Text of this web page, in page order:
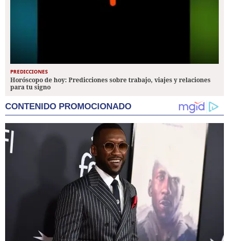
PREDICCIONES
Horóscopo de hoy: Predicciones sobre trabajo, viajes y relaciones
para tu signo
CONTENIDO PROMOCIONADO